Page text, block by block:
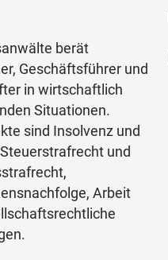
berät
Geschäftsführer und
in wirtschaftlich
Situationen.
sind Insolvenz und
und
Arbeit